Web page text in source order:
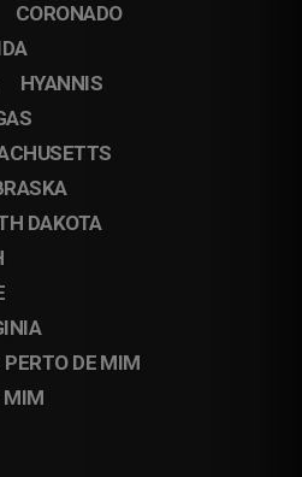
CORONADO
HYANNIS
DAKOTA
DE MIM
MIM